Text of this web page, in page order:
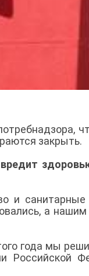
закрыть.
вредит
и
а
года мы
Российской